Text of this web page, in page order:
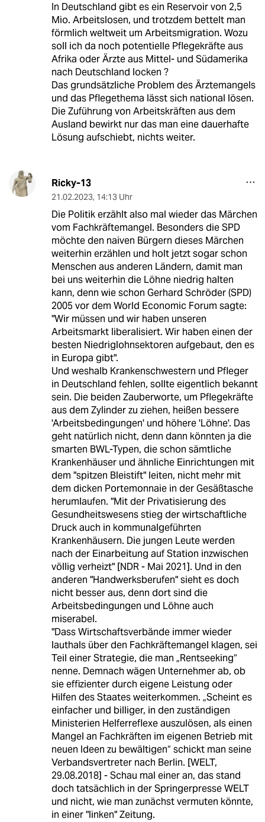
In Deutschland gibt es ein Reservoir von 2,5
Mio. Arbeitslosen, und trotzdem bettelt man
förmlich weltweit um Arbeitsmigration. Wozu
soll ich da noch potentielle Pflegekräfte aus
Afrika oder Ärzte aus Mittel- und Südamerika
nach Deutschland locken ?
Das grundsätzliche Problem des Ärztemangels
und das Pflegethema lässt sich national lösen.
Die Zuführung von Arbeitskräften aus dem
Ausland bewirkt nur das man eine dauerhafte
Lösung aufschiebt, nichts weiter.
Ricky-13
21.02.2023, 14:13 Uhr
Die Politik erzählt also mal wieder das Märchen
vom Fachkräftemangel. Besonders die SPD
möchte den naiven Bürgern dieses Märchen
weiterhin erzählen und holt jetzt sogar schon
Menschen aus anderen Ländern, damit man
bei uns weiterhin die Löhne niedrig halten
kann, denn wie schon Gerhard Schröder (SPD)
2005 vor dem World Economic Forum sagte:
"Wir müssen und wir haben unseren
Arbeitsmarkt liberalisiert. Wir haben einen der
besten Niedriglohnsektoren aufgebaut, den es
in Europa gibt".
Und weshalb Krankenschwestern und Pfleger
in Deutschland fehlen, sollte eigentlich bekannt
sein. Die beiden Zauberworte, um Pflegekräfte
aus dem Zylinder zu ziehen, heißen bessere
'Arbeitsbedingungen' und höhere 'Löhne'. Das
geht natürlich nicht, denn dann könnten ja die
smarten BWL-Typen, die schon sämtliche
Krankenhäuser und ähnliche Einrichtungen mit
dem "spitzen Bleistift" leiten, nicht mehr mit
dem dicken Portemonnaie in der Gesäßtasche
herumlaufen. "Mit der Privatisierung des
Gesundheitswesens stieg der wirtschaftliche
Druck auch in kommunalgeführten
Krankenhäusern. Die jungen Leute werden
nach der Einarbeitung auf Station inzwischen
völlig verheizt" [NDR - Mai 2021]. Und in den
anderen "Handwerksberufen" sieht es doch
nicht besser aus, denn dort sind die
Arbeitsbedingungen und Löhne auch
miserabel.
"Dass Wirtschaftsverbände immer wieder
lauthals über den Fachkräftemangel klagen, sei
Teil einer Strategie, die man „Rentseeking“
nenne. Demnach wägen Unternehmer ab, ob
sie effizienter durch eigene Leistung oder
Hilfen des Staates weiterkommen. „Scheint es
einfacher und billiger, in den zuständigen
Ministerien Helferreflexe auszulösen, als einen
Mangel an Fachkräften im eigenen Betrieb mit
neuen Ideen zu bewältigen“ schickt man seine
Verbandsvertreter nach Berlin. [WELT,
29.08.2018] - Schau mal einer an, das stand
doch tatsächlich in der Springerpresse WELT
und nicht, wie man zunächst vermuten könnte,
in einer "linken" Zeitung.